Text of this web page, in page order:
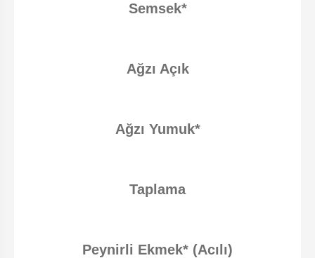
Semsek*
Ağzı Açık
Ağzı Yumuk*
Taplama
Peynirli Ekmek* (Acılı)